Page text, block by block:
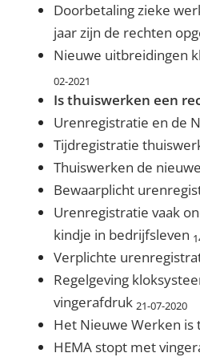
Doorbetaling zieke
jaar zijn de rechten
Nieuwe uitbreidingen
02-2021
Is thuiswerken een
Urenregistratie en de
Tijdregistratie
Thuiswerken de
Bewaarplicht
Urenregistratie vaak
kindje in bedrijfsleven
Verplichte
Regelgeving
vingerafdruk 21-07-2020
Het Nieuwe Werken is
HEMA stopt met